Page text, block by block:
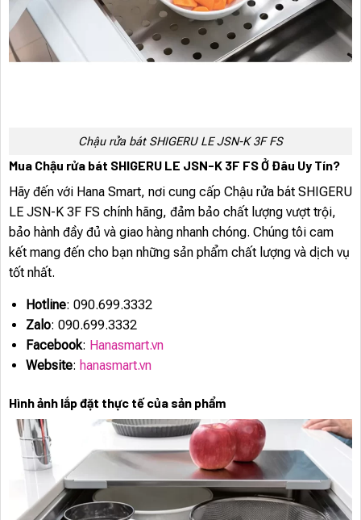
Chậu rửa bát SHIGERU LE JSN-K 3F FS
Mua Chậu rửa bát SHIGERU LE JSN-K 3F FS Ở Đâu Uy Tín?
Hãy đến với Hana Smart, nơi cung cấp Chậu rửa bát SHIGERU
LE JSN-K 3F FS chính hãng, đảm bảo chất lượng vượt trội,
bảo hành đầy đủ và giao hàng nhanh chóng. Chúng tôi cam
kết mang đến cho bạn những sản phẩm chất lượng và dịch vụ
tốt nhất.
Hotline: 090.699.3332
Zalo: 090.699.3332
Facebook: Hanasmart.vn
Website: hanasmart.vn
Hình ảnh lắp đặt thực tế của sản phẩm